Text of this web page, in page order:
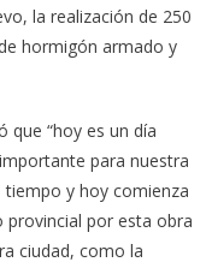
la realización de 250
hormigón armado y
que “hoy es un día
para nuestra
y hoy comienza
provincial por esta obra
ciudad, como la